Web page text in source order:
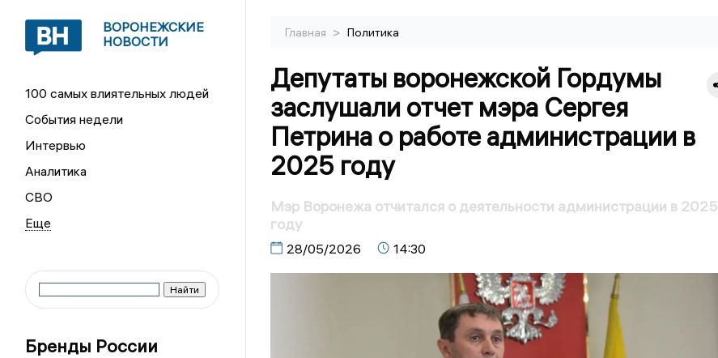
ВОРОНЕЖСКИЕ
НОВОСТИ
100 самых влиятельных людей
События недели
Интервью
Аналитика
СВО
Бренды России
Главная > Политика
Депутаты воронежской Гордумы
заслушали отчет мэра Сергея
Петрина о работе администрации в
2025 году
Мэр Воронежа отчитался о деятельности администрации в 2025
году
28/05/2026 14:30